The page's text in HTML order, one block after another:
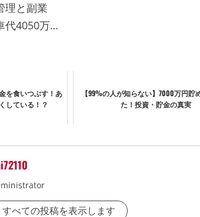
理と副業
代4050万…
を食いつぶす！あ
している！？
【99%の人が知らない】7000万円貯
た！投資・貯金の真実
すべての投稿を表示します